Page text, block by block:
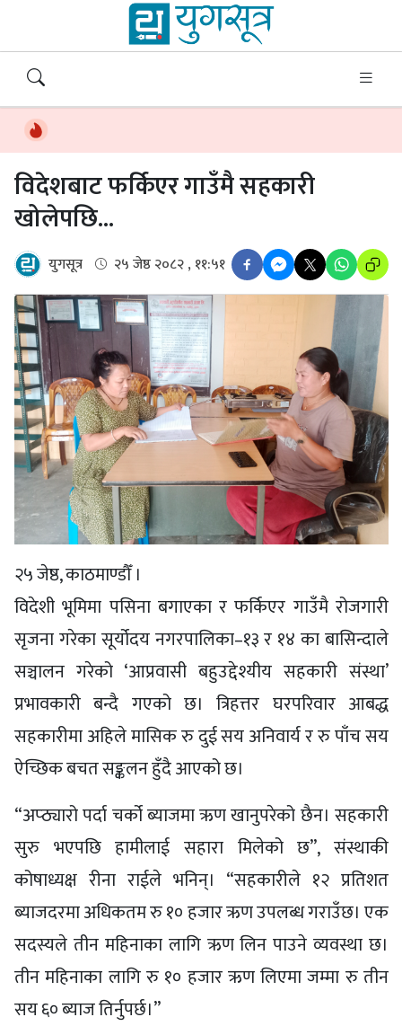
विदेशबाट फर्किएर गाउँमै सहकारी
खोलेपछि...
युगसूत्र २५ जेष्ठ २०८२ , ११:५१
२५ जेष्ठ, काठमाण्डौँ ।
विदेशी भूमिमा पसिना बगाएका र फर्किएर गाउँमै रोजगारी
सृजना गरेका सूर्योदय नगरपालिका–१३ र १४ का बासिन्दाले
सञ्चालन गरेको ‘आप्रवासी बहुउद्देश्यीय सहकारी संस्था’
प्रभावकारी बन्दै गएको छ। त्रिहत्तर घरपरिवार आबद्ध
सहकारीमा अहिले मासिक रु दुई सय अनिवार्य र रु पाँच सय
ऐच्छिक बचत सङ्कलन हुँदै आएको छ।
“अप्ठ्यारो पर्दा चर्को ब्याजमा ऋण खानुपरेको छैन। सहकारी
सुरु भएपछि हामीलाई सहारा मिलेको छ”, संस्थाकी
कोषाध्यक्ष रीना राईले भनिन्। “सहकारीले १२ प्रतिशत
ब्याजदरमा अधिकतम रु १० हजार ऋण उपलब्ध गराउँछ। एक
सदस्यले तीन महिनाका लागि ऋण लिन पाउने व्यवस्था छ।
तीन महिनाका लागि रु १० हजार ऋण लिएमा जम्मा रु तीन
सय ६० ब्याज तिर्नुपर्छ।”